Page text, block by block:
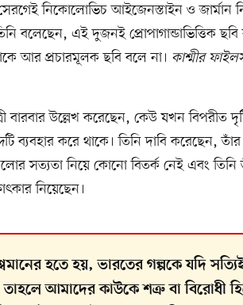
নিকোলোভিচ আইজেনস্তাইন ও জার্মান
বলেছেন, এই দুজনই প্রোপাগান্ডাভিত্তিক ছবি
আর প্রচারমূলক ছবি বলে না। কাশ্মীর
বারবার উল্লেখ করেছেন, কেউ যখন বিপরীত
ব্যবহার করে থাকে। তিনি দাবি করেছেন, তাঁর
সত্যতা নিয়ে কোনো বিতর্ক নেই এবং
নিয়েছেন।
হতে হয়, ভারতের গল্পকে যদি
আমাদের কাউকে শত্রু বা বিরোধী